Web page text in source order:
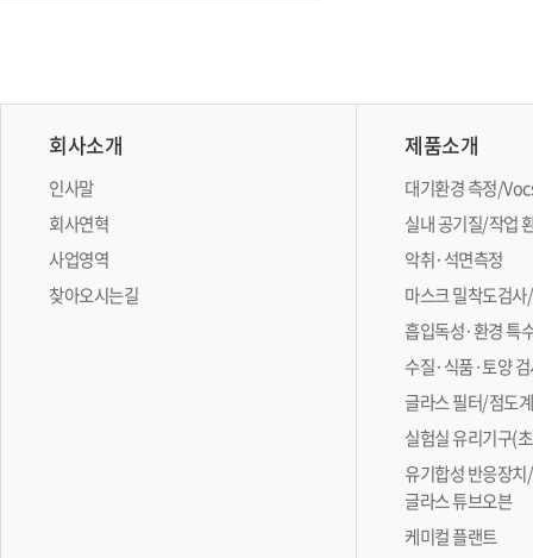
회사소개
인사말
회사연혁
사업영역
찾아오시는길
제품소개
대기환경 측정/
실내 공기질/작업
악취·석면측정
마스크 밀착도검
흡입독성·환경 특
수질·식품·토양
글라스 필터/점도
실험실 유리기구(
유기합성 반응장
글라스 튜브오븐
케미컬 플랜트